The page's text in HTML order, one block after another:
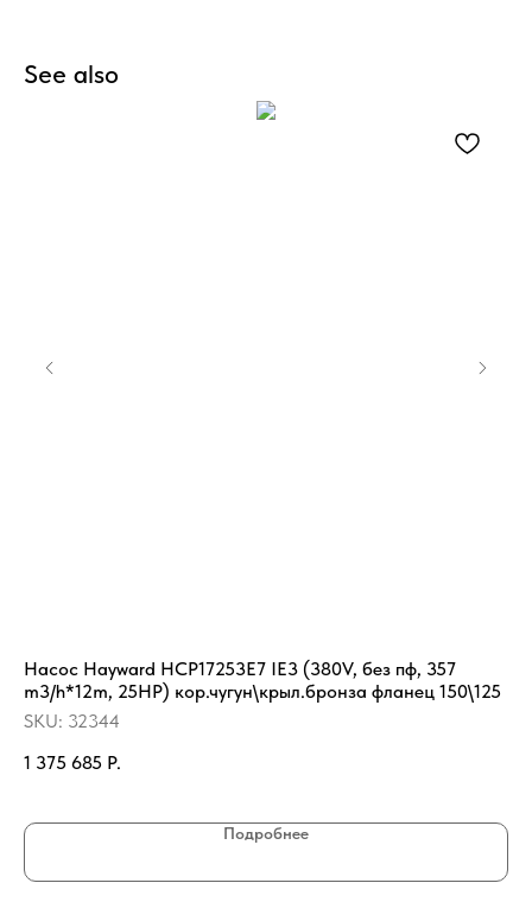
See also
Насос Hayward HCP17253E7 IE3 (380V, без пф, 357
m3/h*12m, 25HP) кор.чугун\крыл.бронза фланец 150\125
SKU: 32344
1 375 685 Р.
Подробнее